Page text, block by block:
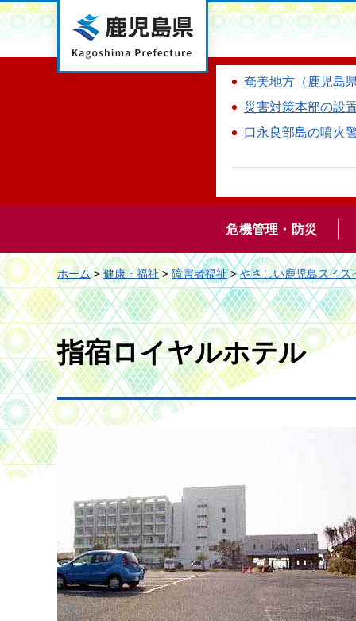
鹿児島県
奄美地方（鹿児島
災害対策本部の設
口永良部島の噴火
危機管理・防災
ホーム>健康・福祉>障害者福祉>やさしい鹿児島スイス
指宿ロイヤルホテル